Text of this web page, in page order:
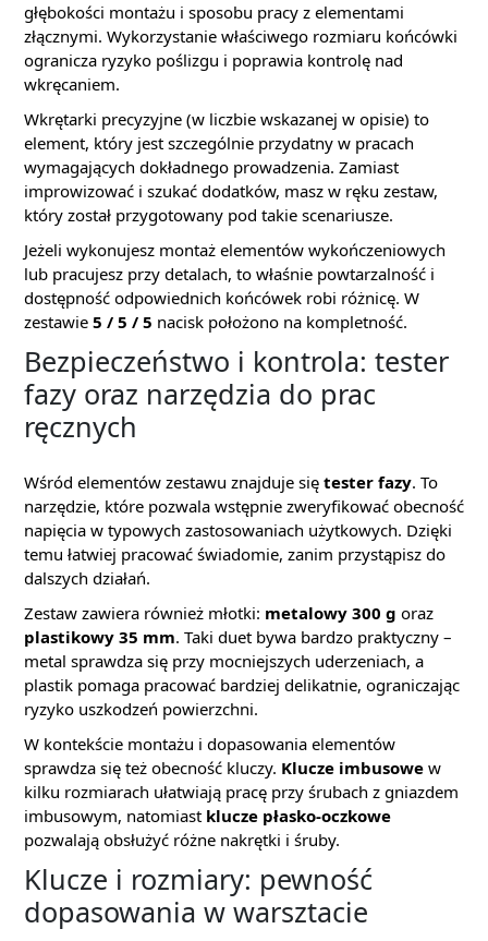
głębokości montażu i sposobu pracy z elementami
złącznymi. Wykorzystanie właściwego rozmiaru końcówki
ogranicza ryzyko poślizgu i poprawia kontrolę nad
wkręcaniem.
Wkrętarki precyzyjne (w liczbie wskazanej w opisie) to
element, który jest szczególnie przydatny w pracach
wymagających dokładnego prowadzenia. Zamiast
improwizować i szukać dodatków, masz w ręku zestaw,
który został przygotowany pod takie scenariusze.
Jeżeli wykonujesz montaż elementów wykończeniowych
lub pracujesz przy detalach, to właśnie powtarzalność i
dostępność odpowiednich końcówek robi różnicę. W
zestawie 5 / 5 / 5 nacisk położono na kompletność.
Bezpieczeństwo i kontrola: tester
fazy oraz narzędzia do prac
ręcznych
Wśród elementów zestawu znajduje się tester fazy. To
narzędzie, które pozwala wstępnie zweryfikować obecność
napięcia w typowych zastosowaniach użytkowych. Dzięki
temu łatwiej pracować świadomie, zanim przystąpisz do
dalszych działań.
Zestaw zawiera również młotki: metalowy 300 g oraz
plastikowy 35 mm. Taki duet bywa bardzo praktyczny –
metal sprawdza się przy mocniejszych uderzeniach, a
plastik pomaga pracować bardziej delikatnie, ograniczając
ryzyko uszkodzeń powierzchni.
W kontekście montażu i dopasowania elementów
sprawdza się też obecność kluczy. Klucze imbusowe w
kilku rozmiarach ułatwiają pracę przy śrubach z gniazdem
imbusowym, natomiast klucze płasko-oczkowe
pozwalają obsłużyć różne nakrętki i śruby.
Klucze i rozmiary: pewność
dopasowania w warsztacie